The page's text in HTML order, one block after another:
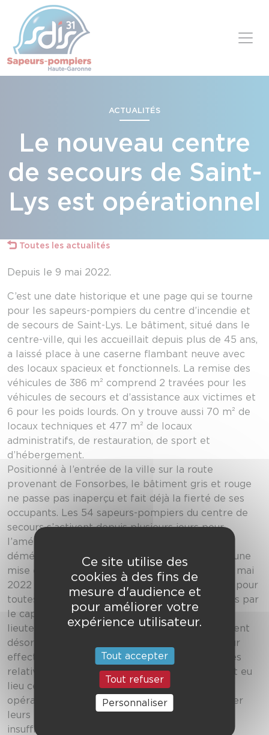
ACTUALITÉS
Le nouveau centre
de secours de Saint-
Lys est opérationnel
Toutes les actualités
Depuis le 9 mai 2022.
C’est une date historique et une page qui se tourne
pour les sapeurs-pompiers du centre d’incendie et
de secours de Saint-Lys. Le bâtiment, situé dans le
centre-ville, qui les accueillait depuis plus de 45 ans,
a laissé place à une caserne flambant neuve avec
des locaux spacieux et fonctionnels. La remise des
véhicules de 386 m² comprend 2 travées pour les
véhicules de secours et d’assistance aux victimes et
6 pour les poids lourds. On y trouve aussi 70 m² de
locaux techniques et 477 m² de locaux
administratifs, de restauration, de sport et
d’hébergement.
Positionné à l’entrée de la ville sur la route
provenant de Fonsorbes, le bâtiment gris et rouge
ne passe pas inaperçu et fait déjà la fierté de ses
occupants. Les 54 sapeurs-pompiers du centre de
secours s’activent depuis plusieurs jours pour
l’aménager et le rendre opérationnel. Le grand
déménagement a eu lieu ce week-end et avec une
mise en service effective aujourd’hui, ce lundi 9 mai
2022 marque le début d’une nouvelle aventure pour
toutes ces femmes et ces hommes commandés par
le capitaine Julien Ortega, chef de centre, et le
lieutenant Pascal Mazenc, son adjoint. Ils prennent
désormais le départ de la nouvelle caserne pour
effectuer leurs interventions, les trois premières
relatives à du secours d’urgence à personne ont eu
lieu ce matin. Au-delà de leurs missions
opérationnelles, ils vont tous aussi devoir trouver
leurs repères dans ce nouveau bâtiment et lui
insuffler une âme !
Panneau de gestion des cookies
Ce site utilise des
cookies à des fins de
mesure d'audience et
pour améliorer votre
expérience utilisateur.
Tout accepter
Tout refuser
Personnaliser